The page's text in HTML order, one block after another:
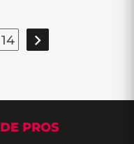
14 
DE PROS